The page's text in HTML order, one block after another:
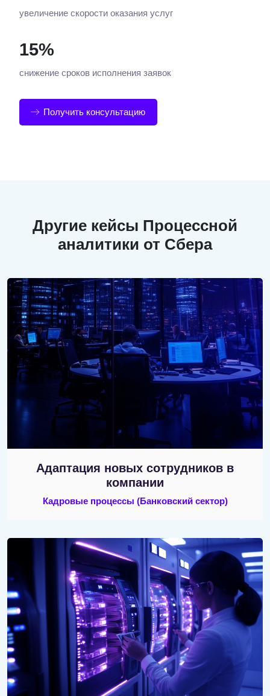
увеличение скорости оказания услуг
15%
снижение сроков исполнения заявок
Получить консультацию
Другие кейсы Процессной
аналитики от Сбера
Адаптация новых сотрудников в
компании
Кадровые процессы (Банковский сектор)